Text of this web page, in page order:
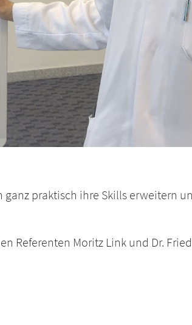
praktisch ihre Skills erweitern
Referenten Moritz Link und Dr.